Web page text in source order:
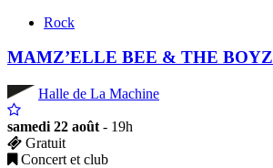
Rock
MAMZ’ELLE BEE & THE BOYZ
Halle de La Machine
samedi 22 août - 19h
Gratuit
Concert et club